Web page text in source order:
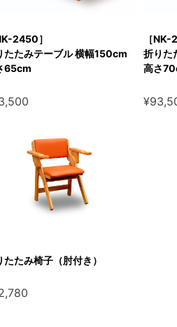
2450］
たたみテーブル 横幅150cm
65cm
［NK-
折りた
高さ
たたみ椅子（肘付き）